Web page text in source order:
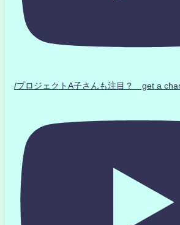
/プロジェクトA子さんも注目？ get a